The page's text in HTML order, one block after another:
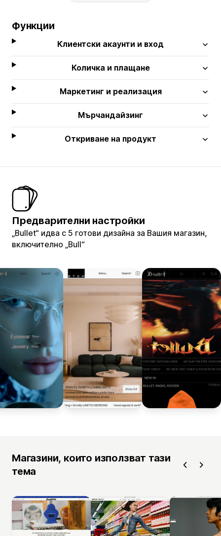
Функции
Клиентски акаунти и вход
Количка и плащане
Маркетинг и реализация
Мърчандайзинг
Откриване на продукт
Предварителни настройки
„Bullet“ идва с 5 готови дизайна за Вашия магазин,
включително „Bull“
Магазини, които използват тази
тема